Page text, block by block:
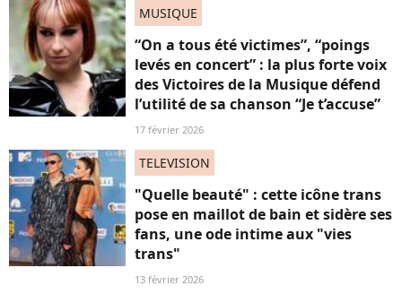
MUSIQUE
“On a tous été victimes”, “poings
levés en concert” : la plus forte voix
des Victoires de la Musique défend
l’utilité de sa chanson “Je t’accuse”
17 février 2026
TELEVISION
"Quelle beauté" : cette icône trans
pose en maillot de bain et sidère ses
fans, une ode intime aux "vies
trans"
13 février 2026